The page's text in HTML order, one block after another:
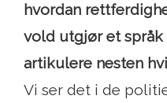
hvordan
vold utgjør et språk
artikulere nesten
Vi ser det i de